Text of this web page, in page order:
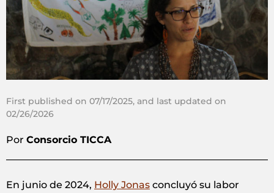
First published on 07/17/2025, and last updated on
02/26/2026
Por Consorcio TICCA
En junio de 2024, Holly Jonas concluyó su labor